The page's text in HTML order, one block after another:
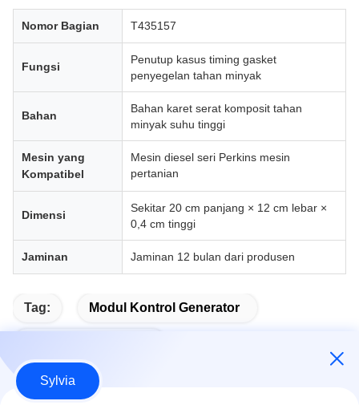
Nomor Bagian T435157
Fungsi
Penutup kasus timing gasket
penyegelan tahan minyak
Bahan
Bahan karet serat komposit tahan
minyak suhu tinggi
Mesin yang
Kompatibel
Mesin diesel seri Perkins mesin
pertanian
Dimensi
Sekitar 20 cm panjang × 12 cm lebar ×
0,4 cm tinggi
Jaminan Jaminan 12 bulan dari produsen
Tag: Modul Kontrol Generator
Sylvia